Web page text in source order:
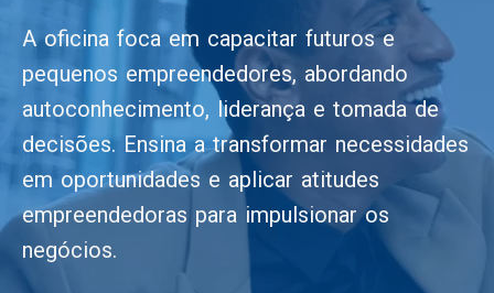
A oficina foca em capacitar futuros e
pequenos empreendedores, abordando
autoconhecimento, liderança e tomada de
decisões. Ensina a transformar necessidades
em oportunidades e aplicar atitudes
empreendedoras para impulsionar os
negócios.